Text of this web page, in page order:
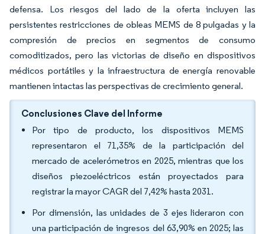
defensa. Los riesgos del lado de la oferta incluyen las
persistentes restricciones de obleas MEMS de 8 pulgadas y la
compresión de precios en segmentos de consumo
comoditizados, pero las victorias de diseño en dispositivos
médicos portátiles y la infraestructura de energía renovable
mantienen intactas las perspectivas de crecimiento general.
Conclusiones Clave del Informe
Por tipo de producto, los dispositivos MEMS
representaron el 71,35% de la participación del
mercado de acelerómetros en 2025, mientras que los
diseños piezoeléctricos están proyectados para
registrar la mayor CAGR del 7,42% hasta 2031.
Por dimensión, las unidades de 3 ejes lideraron con
una participación de ingresos del 63,90% en 2025; las